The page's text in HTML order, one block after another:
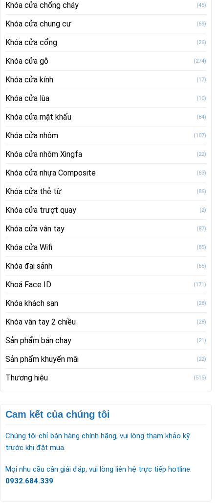
Khóa cửa chống cháy (45)
Khóa cửa chung cư (69)
Khóa cửa cổng (26)
Khóa cửa gỗ (274)
Khóa cửa kính (17)
Khóa cửa lùa (10)
Khóa cửa mật khẩu (84)
Khóa cửa nhôm (107)
Khóa cửa nhôm Xingfa (22)
Khóa cửa nhựa Composite (63)
Khóa cửa thẻ từ (86)
Khóa cửa trượt quay (2)
Khóa cửa vân tay (87)
Khóa cửa Wifi (85)
Khóa đại sảnh (65)
Khoá Face ID (171)
Khóa khách sạn (28)
Khóa vân tay 2 chiều (28)
Sản phẩm bán chạy (21)
Sản phẩm khuyến mãi (22)
Thương hiệu (515)
Cam kết của chúng tôi
Chúng tôi chỉ bán hàng chính hãng, vui lòng tham khảo kỹ
trước khi đặt mua.
Mọi nhu cầu cần giải đáp, vui lòng liên hệ trực tiếp hotline:
0932.684.339